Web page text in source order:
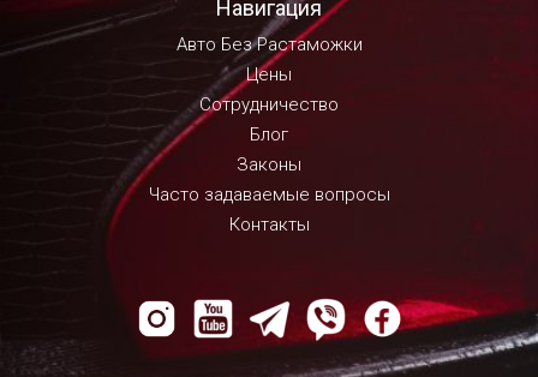
Навигация
Авто Без Растаможки
Цены
Сотрудничество
Блог
Законы
Часто задаваемые вопросы
Контакты